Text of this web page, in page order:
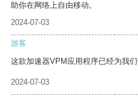
助你在网络上自由移动。
2024-07-03
游客
这款加速器VPM应用程序已经为我
2024-07-03